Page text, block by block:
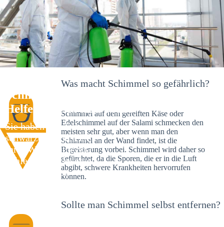
Schimmelexperte in Staad – Ihr
Helfer an Ort und Stelle
Sie haben kürzlich
schwarze Flecken an
Ihrer Wand entdeckt?
Schlechte Nachrichten:
Sie haben einen
Was macht Schimmel so gefährlich?
Schimmel auf dem gereiften Käse oder
Edelschimmel auf der Salami schmecken den
meisten sehr gut, aber wenn man den
Schimmel an der Wand findet, ist die
Begeisterung vorbei. Schimmel wird daher so
gefürchtet, da die Sporen, die er in die Luft
abgibt, schwere Krankheiten hervorrufen
können.
Sollte man Schimmel selbst entfernen?